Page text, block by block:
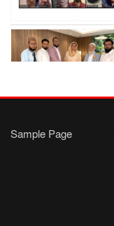
Sample Page